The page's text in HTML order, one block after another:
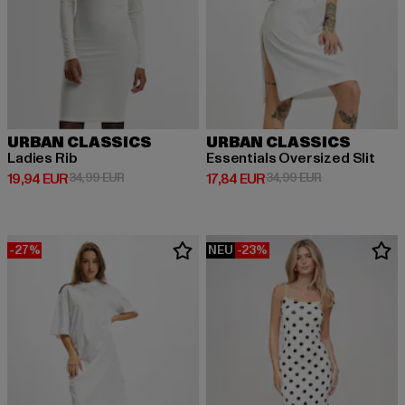
URBAN CLASSICS
Ladies Rib
19,94 EUR
Derzeitiger Preis: 19,94 EUR
34,99 EURAktionspreis: 34,99 EUR
URBAN CLASSICS
Essentials Oversized Slit
17,84 EUR
Derzeitiger Preis: 17,84 EUR
34,99 EURAktionspreis:
-27% NEU -23%